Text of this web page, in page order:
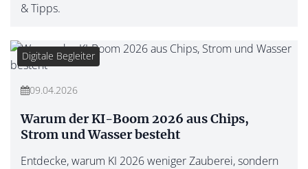
& Tipps.
Digitale Begleiter
09.04.2026
Warum der KI-Boom 2026 aus Chips,
Strom und Wasser besteht
Entdecke, warum KI 2026 weniger Zauberei, sondern